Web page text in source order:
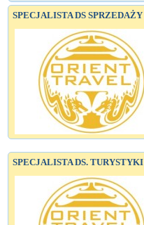
SPECJALISTA DS SPRZEDAŻY
SPECJALISTA DS. TURYSTYKI